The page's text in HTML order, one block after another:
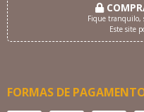
Fique tranquilo,
Este site
FORMAS DE